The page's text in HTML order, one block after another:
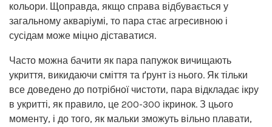
кольори. Щоправда, якщо справа відбувається у
загальному акваріумі, то пара стає агресивною і
сусідам може міцно діставатися.
Часто можна бачити як пара папужок вичищають
укриття, викидаючи сміття та ґрунт із нього. Як тільки
все доведено до потрібної чистоти, пара відкладає ікру
в укритті, як правило, це 200-300 ікринок. З цього
моменту, і до того, як мальки зможуть вільно плавати,